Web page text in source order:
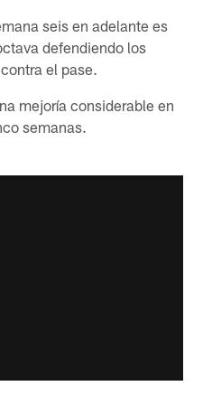
seis en adelante es
defendiendo los
el pase.
mejoría considerable en
semanas.